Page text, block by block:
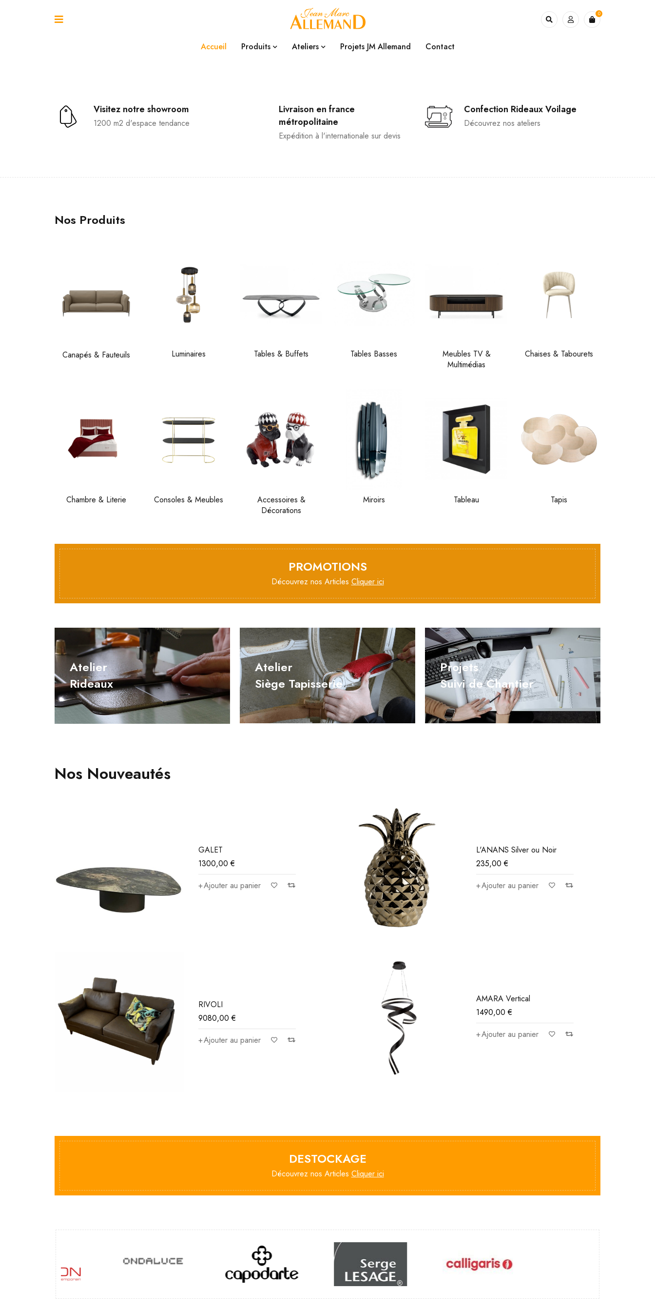
0
Accueil Produits Ateliers Projets JM Allemand Contact
Visitez notre showroom
1200 m2 d'espace tendance
Livraison en france
métropolitaine
Expédition à l'internationale sur devis
Confection Rideaux Voilage
Découvrez nos ateliers
Nos Produits
Canapés & Fauteuils Luminaires Tables & Buffets Tables Basses
Meubles TV &
Multimédias
Chaises & Tabourets
Chambre & Literie Consoles & Meubles
Accessoires &
Décorations
Miroirs Tableau Tapis
PROMOTIONS
Découvrez nos Articles Cliquer ici
Atelier
Rideaux
Atelier
Siège Tapisserie
Projets
Suivi de Chantier
Nos Nouveautés
GALET
1300,00€
Ajouter au panier
L'ANANS Silver ou Noir
235,00€
Ajouter au panier
RIVOLI
9080,00€
Ajouter au panier
AMARA Vertical
1490,00€
Ajouter au panier
DESTOCKAGE
Découvrez nos Articles Cliquer ici